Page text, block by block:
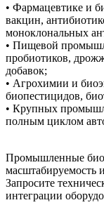
• Фармацевтике и
вакцин,
моноклональных
• Пищевой
пробиотиков,
добавок;
• Агрохимии и
биопестицидов,
• Крупных
полным циклом
Промышленные
масштабируемость
Запросите
интеграции